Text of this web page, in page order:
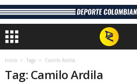
Inicio Tags Camilo Ardila
Tag: Camilo Ardila